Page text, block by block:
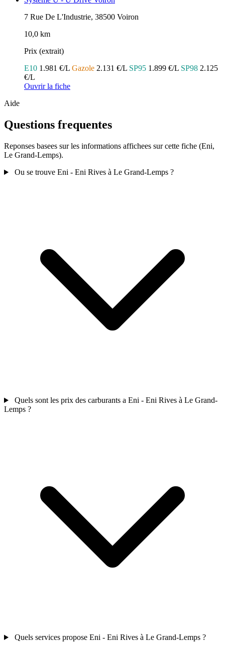
7 Rue De L'Industrie, 38500 Voiron
10,0 km
Prix (extrait)
E10 1.981 €/L Gazole 2.131 €/L SP95 1.899 €/L SP98 2.125
€/L
Ouvrir la fiche
Aide
Questions frequentes
Reponses basees sur les informations affichees sur cette fiche (Eni,
Le Grand-Lemps).
Ou se trouve Eni - Eni Rives à Le Grand-Lemps ?
Quels sont les prix des carburants a Eni - Eni Rives à Le Grand-
Lemps ?
Quels services propose Eni - Eni Rives à Le Grand-Lemps ?